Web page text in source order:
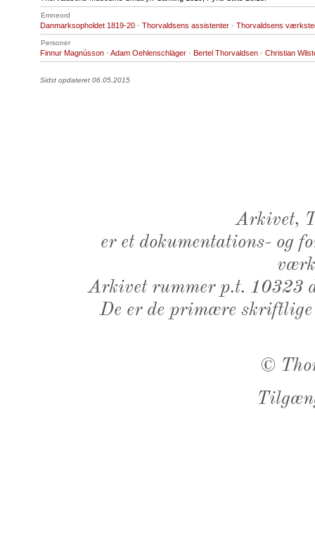
Emneord
Danmarksopholdet 1819-20 · Thorvaldsens assistenter · Thorvaldsens
Personer
Finnur Magnússon · Adam Oehlenschläger · Bertel Thorvaldsen · Christian
Sidst opdateret 06.05.2015
Arkivet,
er et dokumentations- og
Arkivet rummer p.t. 10323
De er de primære
©